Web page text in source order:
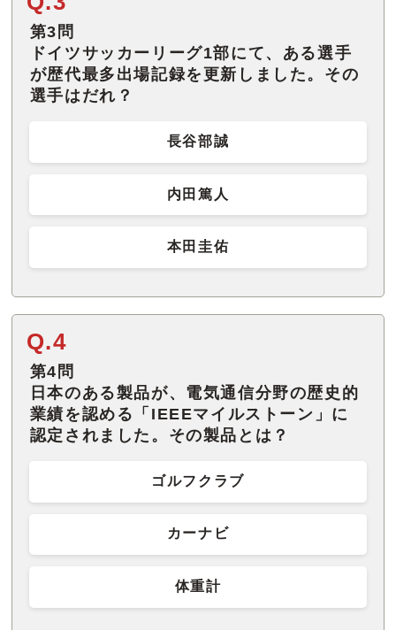
第3問
ドイツサッカーリーグ1部にて、ある選手
が歴代最多出場記録を更新しました。その
選手はだれ？
長谷部誠
内田篤人
本田圭佑
Q.4
第4問
日本のある製品が、電気通信分野の歴史的
業績を認める「IEEEマイルストーン」に
認定されました。その製品とは？
ゴルフクラブ
カーナビ
体重計